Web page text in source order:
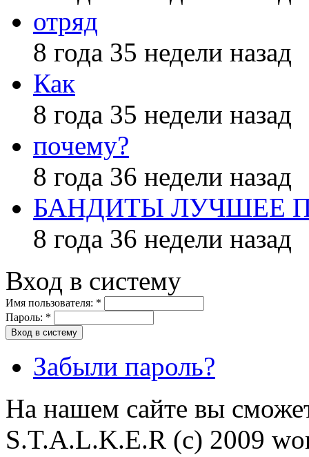
отряд
8 года 35 недели назад
Как
8 года 35 недели назад
почему?
8 года 36 недели назад
БАНДИТЫ ЛУЧШЕЕ
8 года 36 недели назад
Вход в систему
Имя пользователя: *
Пароль: *
Забыли пароль?
На нашем сайте вы
S.T.A.L.K.E.R (с) 2009